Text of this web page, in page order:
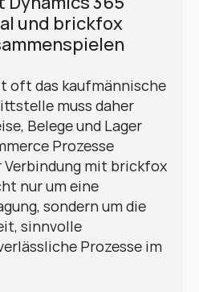
und brickfox
oft das kaufmännische
muss daher
Belege und Lager
Prozesse
Verbindung mit brickfox
nur um eine
sondern um die
sinnvolle
Prozesse im